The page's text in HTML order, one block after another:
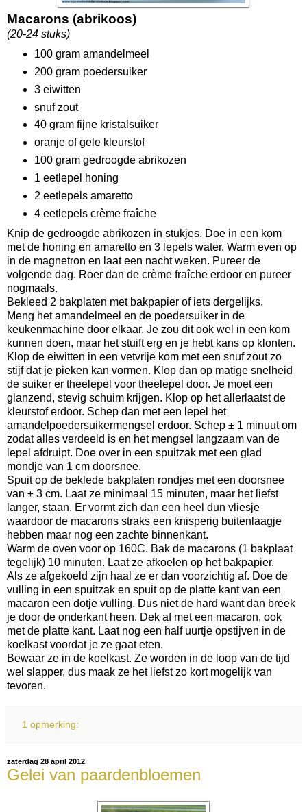
Macarons (abrikoos)
(20-24 stuks)
100 gram amandelmeel
200 gram poedersuiker
3 eiwitten
snuf zout
40 gram fijne kristalsuiker
oranje of gele kleurstof
100 gram gedroogde abrikozen
1 eetlepel honing
2 eetlepels amaretto
4 eetlepels crème fraîche
Knip de gedroogde abrikozen in stukjes. Doe in een kom
met de honing en amaretto en 3 lepels water. Warm even op
in de magnetron en laat een nacht weken. Pureer de
volgende dag. Roer dan de crème fraîche erdoor en pureer
nogmaals.
Bekleed 2 bakplaten met bakpapier of iets dergelijks.
Meng het amandelmeel en de poedersuiker in de
keukenmachine door elkaar. Je zou dit ook wel in een kom
kunnen doen, maar het stuift erg en je hebt kans op klonten.
Klop de eiwitten in een vetvrije kom met een snuf zout zo
stijf dat je pieken kan vormen. Klop dan op matige snelheid
de suiker er theelepel voor theelepel door. Je moet een
glanzend, stevig schuim krijgen. Klop op het allerlaatst de
kleurstof erdoor. Schep dan met een lepel het
amandelpoedersuikermengsel erdoor. Schep ± 1 minuut om
zodat alles verdeeld is en het mengsel langzaam van de
lepel afdruipt. Doe over in een spuitzak met een glad
mondje van 1 cm doorsnee.
Spuit op de beklede bakplaten rondjes met een doorsnee
van ± 3 cm. Laat ze minimaal 15 minuten, maar het liefst
langer, staan. Er vormt zich dan een heel dun vliesje
waardoor de macarons straks een knisperig buitenlaagje
hebben maar nog een zachte binnenkant.
Warm de oven voor op 160C. Bak de macarons (1 bakplaat
tegelijk) 10 minuten. Laat ze afkoelen op het bakpapier.
Als ze afgekoeld zijn haal ze er dan voorzichtig af. Doe de
vulling in een spuitzak en spuit op de platte kant van een
macaron een dotje vulling. Dus niet de hard want dan breek
je door de onderkant heen. Dek af met een macaron, ook
met de platte kant. Laat nog een half uurtje opstijven in de
koelkast voordat je ze gaat eten.
Bewaar ze in de koelkast. Ze worden in de loop van de tijd
wel slapper, dus maak ze het liefst zo kort mogelijk van
tevoren.
1 opmerking:
zaterdag 28 april 2012
Gelei van paardenbloemen